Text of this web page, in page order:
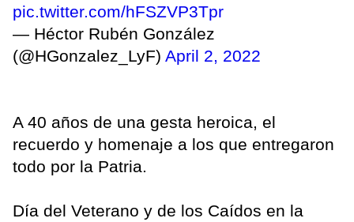
pic.twitter.com/hFSZVP3Tpr
— Héctor Rubén González
(@HGonzalez_LyF) April 2, 2022
A 40 años de una gesta heroica, el
recuerdo y homenaje a los que entregaron
todo por la Patria.
Día del Veterano y de los Caídos en la